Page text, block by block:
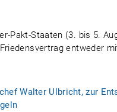
Pakt-Staaten (3. bis 5.
entweder
Walter Ulbricht, zur